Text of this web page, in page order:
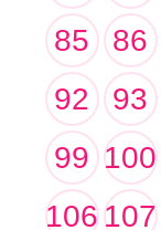
85
86
92
93
99 100
106107